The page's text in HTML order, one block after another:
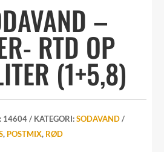
–
RTD OP
(1+5,8)
14604 KATEGORI:SODAVAND
, POSTMIX, RØD